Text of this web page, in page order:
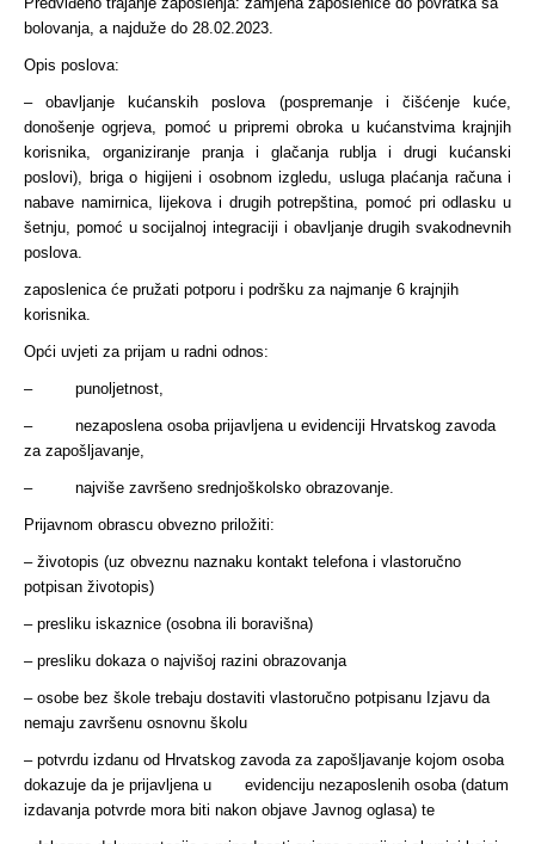
bolovanja, a najduže do 28.02.2023.
Opis poslova:
– obavljanje kućanskih poslova (pospremanje i čišćenje kuće,
donošenje ogrjeva, pomoć u pripremi obroka u kućanstvima krajnjih
korisnika, organiziranje pranja i glačanja rublja i drugi kućanski
poslovi), briga o higijeni i osobnom izgledu, usluga plaćanja računa i
nabave namirnica, lijekova i drugih potrepština, pomoć pri odlasku u
šetnju, pomoć u socijalnoj integraciji i obavljanje drugih svakodnevnih
poslova.
zaposlenica će pružati potporu i podršku za najmanje 6 krajnjih
korisnika.
Opći uvjeti za prijam u radni odnos:
– punoljetnost,
– nezaposlena osoba prijavljena u evidenciji Hrvatskog zavoda
za zapošljavanje,
– najviše završeno srednjoškolsko obrazovanje.
Prijavnom obrascu obvezno priložiti:
– životopis (uz obveznu naznaku kontakt telefona i vlastoručno
potpisan životopis)
– presliku iskaznice (osobna ili boravišna)
– presliku dokaza o najvišoj razini obrazovanja
– osobe bez škole trebaju dostaviti vlastoručno potpisanu Izjavu da
nemaju završenu osnovnu školu
– potvrdu izdanu od Hrvatskog zavoda za zapošljavanje kojom osoba
dokazuje da je prijavljena u evidenciju nezaposlenih osoba (datum
izdavanja potvrde mora biti nakon objave Javnog oglasa) te